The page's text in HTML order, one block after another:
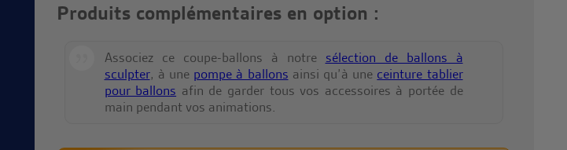
Produits complémentaires en option :
Associez ce coupe-ballons à notre sélection de ballons à
sculpter, à une pompe à ballons ainsi qu’à une ceinture tablier
pour ballons afin de garder tous vos accessoires à portée de
main pendant vos animations.